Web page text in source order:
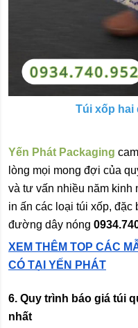
Túi xốp hai
Yến Phát Packaging
lòng mọi mong đợi của
và tư vấn nhiều năm kinh
in ấn các loại túi xốp, đặc
đường dây nóng
XEM THÊM TOP CÁC
CÓ TẠI YẾN PHÁT
6. Quy trình báo giá túi
nhất